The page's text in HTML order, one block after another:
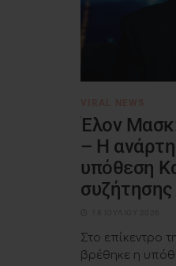
Έλον
– Η
υπόθεση
συζήτησης
Στο επίκεντρο
βρέθηκε η